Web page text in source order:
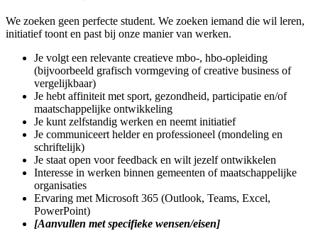
We zoeken geen perfecte student. We zoeken iemand die wil leren,
initiatief toont en past bij onze manier van werken.
Je volgt een relevante creatieve mbo-, hbo-opleiding
(bijvoorbeeld grafisch vormgeving of creative business of
vergelijkbaar)
Je hebt affiniteit met sport, gezondheid, participatie en/of
maatschappelijke ontwikkeling
Je kunt zelfstandig werken en neemt initiatief
Je communiceert helder en professioneel (mondeling en
schriftelijk)
Je staat open voor feedback en wilt jezelf ontwikkelen
Interesse in werken binnen gemeenten of maatschappelijke
organisaties
Ervaring met Microsoft 365 (Outlook, Teams, Excel,
PowerPoint)
[Aanvullen met specifieke wensen/eisen]